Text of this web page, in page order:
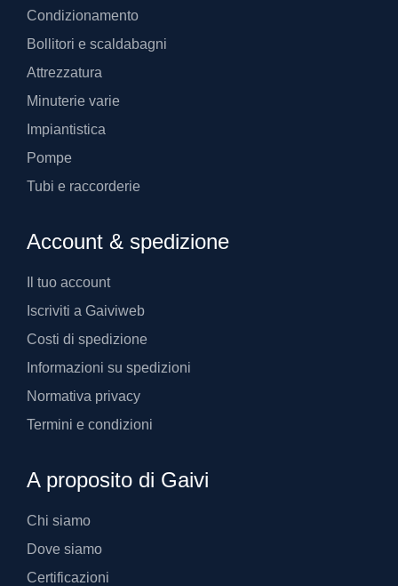
Condizionamento
Bollitori e scaldabagni
Attrezzatura
Minuterie varie
Impiantistica
Pompe
Tubi e raccorderie
Account & spedizione
Il tuo account
Iscriviti a Gaiviweb
Costi di spedizione
Informazioni su spedizioni
Normativa privacy
Termini e condizioni
A proposito di Gaivi
Chi siamo
Dove siamo
Certificazioni